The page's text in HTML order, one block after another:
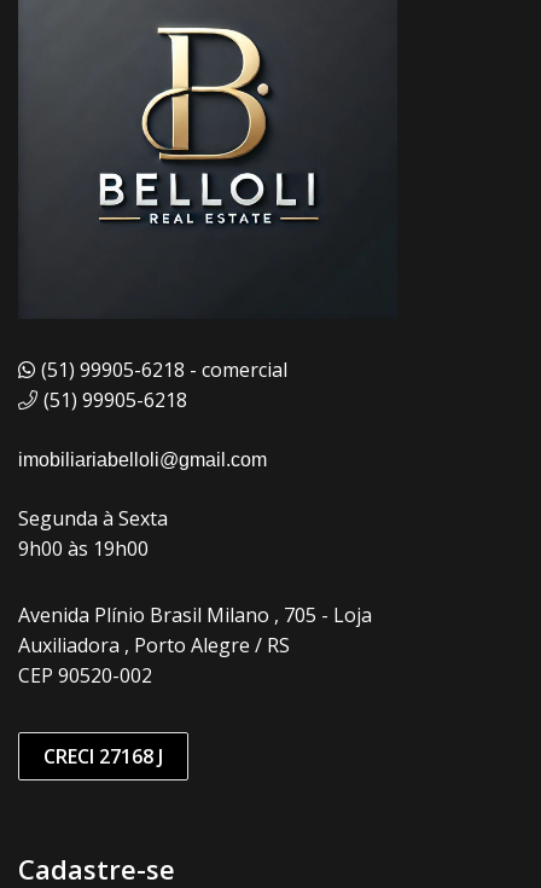
(51) 99905-6218 - comercial
(51) 99905-6218
imobiliariabelloli@gmail.com
Segunda à Sexta
9h00 às 19h00
Avenida Plínio Brasil Milano , 705 - Loja
Auxiliadora , Porto Alegre / RS
CEP 90520-002
CRECI 27168 J
Cadastre-se